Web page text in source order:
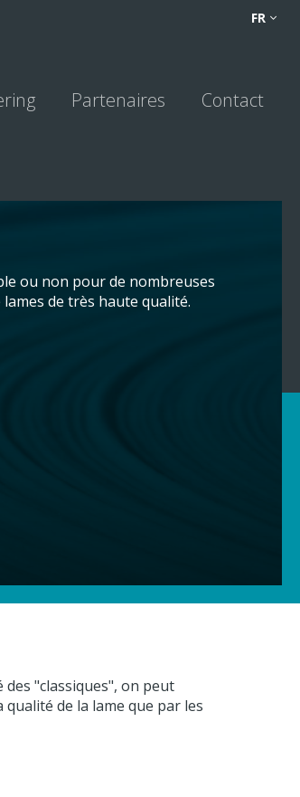
FR
FRNL
Partenaires Contact
ou non pour de nombreuses
de très haute qualité.
"classiques", on peut
de la lame que par les